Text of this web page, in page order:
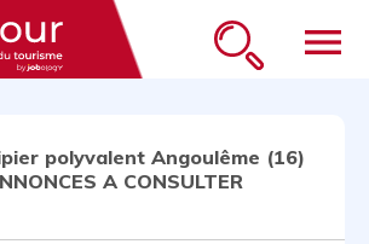
menu
polyvalent Angoulême (16)
A CONSULTER